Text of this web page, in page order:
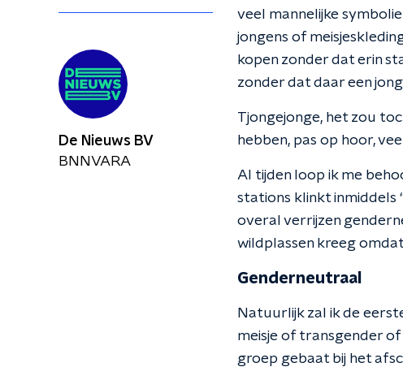
veel mannelijke
jongens of
kopen zonder dat erin
zonder dat daar een
Tjongejonge, het zou
hebben, pas op hoor,
Al tijden loop ik me
stations klinkt inmiddels
overal verrijzen
wildplassen kreeg
Genderneutraal
Natuurlijk zal ik de
meisje of transgender of
groep gebaat bij het
De Nieuws BV
BNNVARA